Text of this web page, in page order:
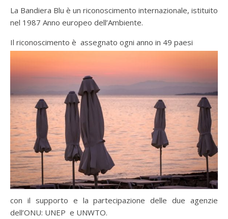
La Bandiera Blu è un riconoscimento internazionale, istituito
nel 1987 Anno europeo dell’Ambiente.
Il riconoscimento è assegnato ogni anno in 49 paesi
con il supporto e la partecipazione delle due agenzie
dell’ONU: UNEP e UNWTO.